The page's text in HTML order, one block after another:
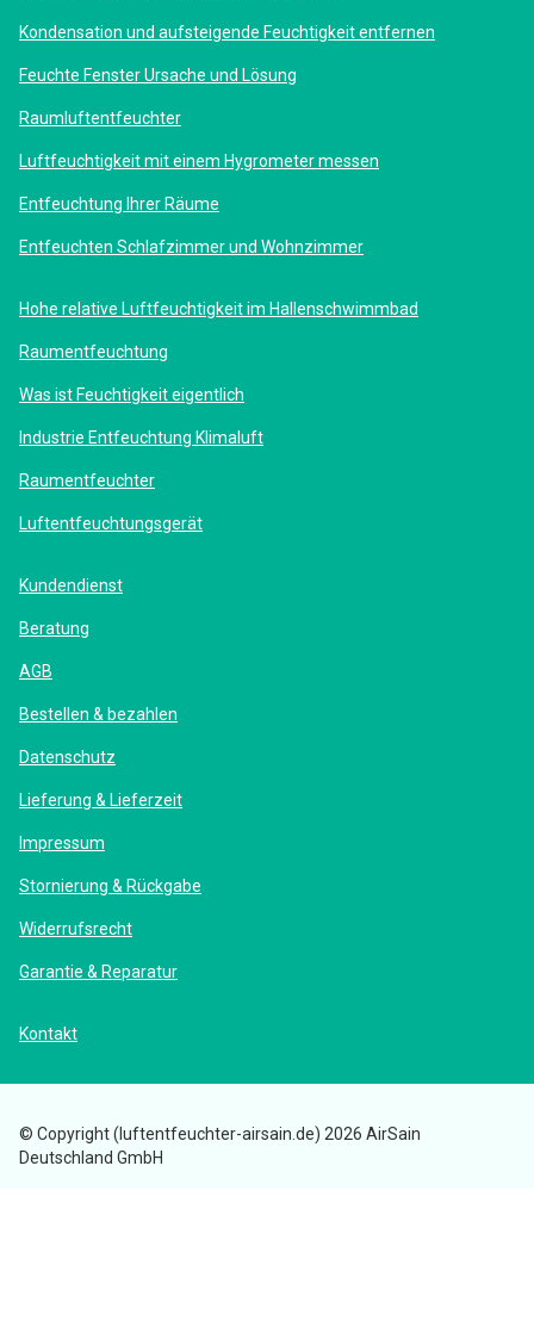
Kondensation und aufsteigende Feuchtigkeit entfernen
Feuchte Fenster Ursache und Lösung
Raumluftentfeuchter
Luftfeuchtigkeit mit einem Hygrometer messen
Entfeuchtung Ihrer Räume
Entfeuchten Schlafzimmer und Wohnzimmer
Hohe relative Luftfeuchtigkeit im Hallenschwimmbad
Raumentfeuchtung
Was ist Feuchtigkeit eigentlich
Industrie Entfeuchtung Klimaluft
Raumentfeuchter
Luftentfeuchtungsgerät
Kundendienst
Beratung
AGB
Bestellen & bezahlen
Datenschutz
Lieferung & Lieferzeit
Impressum
Stornierung & Rückgabe
Widerrufsrecht
Garantie & Reparatur
Kontakt
© Copyright (luftentfeuchter-airsain.de) 2026 AirSain
Deutschland GmbH